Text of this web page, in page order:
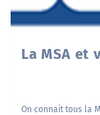
La MSA et
On connait tous la